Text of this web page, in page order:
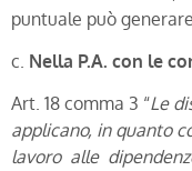
puntuale può
c. Nella P.A. con le
Art. 18 comma 3 “Le
applicano, in quanto
lavoro alle